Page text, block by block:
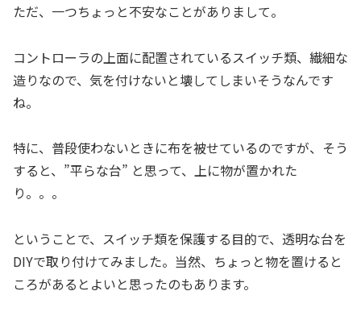
ただ、一つちょっと不安なことがありまして。
コントローラの上面に配置されているスイッチ類、繊細な
造りなので、気を付けないと壊してしまいそうなんです
ね。
特に、普段使わないときに布を被せているのですが、そう
すると、”平らな台” と思って、上に物が置かれた
り。。。
ということで、スイッチ類を保護する目的で、透明な台を
DIYで取り付けてみました。当然、ちょっと物を置けると
ころがあるとよいと思ったのもあります。